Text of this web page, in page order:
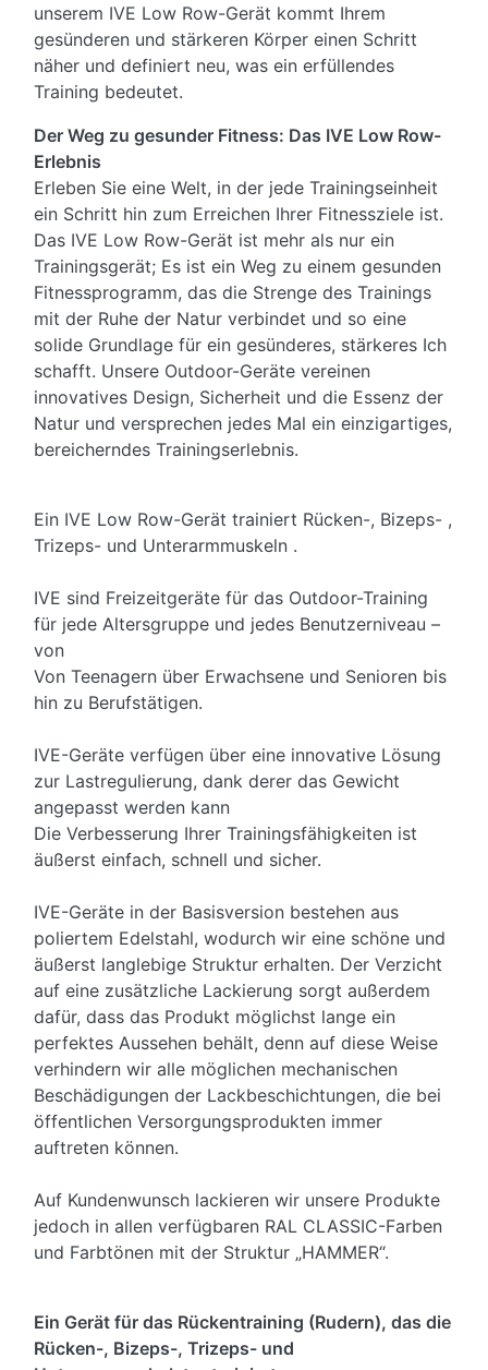
unserem IVE Low Row-Gerät kommt Ihrem
gesünderen und stärkeren Körper einen Schritt
näher und definiert neu, was ein erfüllendes
Training bedeutet.
Der Weg zu gesunder Fitness: Das IVE Low Row-
Erlebnis
Erleben Sie eine Welt, in der jede Trainingseinheit
ein Schritt hin zum Erreichen Ihrer Fitnessziele ist.
Das IVE Low Row-Gerät ist mehr als nur ein
Trainingsgerät; Es ist ein Weg zu einem gesunden
Fitnessprogramm, das die Strenge des Trainings
mit der Ruhe der Natur verbindet und so eine
solide Grundlage für ein gesünderes, stärkeres Ich
schafft. Unsere Outdoor-Geräte vereinen
innovatives Design, Sicherheit und die Essenz der
Natur und versprechen jedes Mal ein einzigartiges,
bereicherndes Trainingserlebnis.
Ein IVE Low Row-Gerät trainiert Rücken-, Bizeps- ,
Trizeps- und Unterarmmuskeln .
IVE sind Freizeitgeräte für das Outdoor-Training
für jede Altersgruppe und jedes Benutzerniveau –
von
Von Teenagern über Erwachsene und Senioren bis
hin zu Berufstätigen.
IVE-Geräte verfügen über eine innovative Lösung
zur Lastregulierung, dank derer das Gewicht
angepasst werden kann
Die Verbesserung Ihrer Trainingsfähigkeiten ist
äußerst einfach, schnell und sicher.
IVE-Geräte in der Basisversion bestehen aus
poliertem Edelstahl, wodurch wir eine schöne und
äußerst langlebige Struktur erhalten. Der Verzicht
auf eine zusätzliche Lackierung sorgt außerdem
dafür, dass das Produkt möglichst lange ein
perfektes Aussehen behält, denn auf diese Weise
verhindern wir alle möglichen mechanischen
Beschädigungen der Lackbeschichtungen, die bei
öffentlichen Versorgungsprodukten immer
auftreten können.
Auf Kundenwunsch lackieren wir unsere Produkte
jedoch in allen verfügbaren RAL CLASSIC-Farben
und Farbtönen mit der Struktur „HAMMER“.
Ein Gerät für das Rückentraining (Rudern), das die
Rücken-, Bizeps-, Trizeps- und